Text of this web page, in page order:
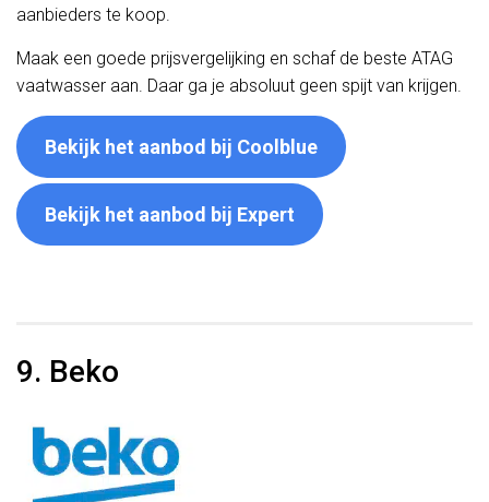
aanbieders te koop.
Maak een goede prijsvergelijking en schaf de beste ATAG
vaatwasser aan. Daar ga je absoluut geen spijt van krijgen.
Bekijk het aanbod bij Coolblue
Bekijk het aanbod bij Expert
9. Beko